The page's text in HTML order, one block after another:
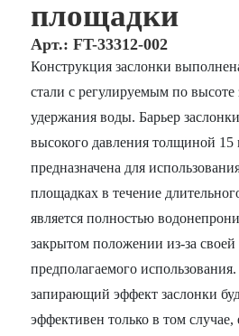
площадки
Арт.: FT-33312-002
Конструкция заслонки
стали с регулируемым по высоте
удержания воды. Барьер
высокого давления толщиной 15
предназначена для
площадках в течение
является полностью
закрытом положении из-за
предполагаемого
запирающий эффект заслонки
эффективен только в том случае,